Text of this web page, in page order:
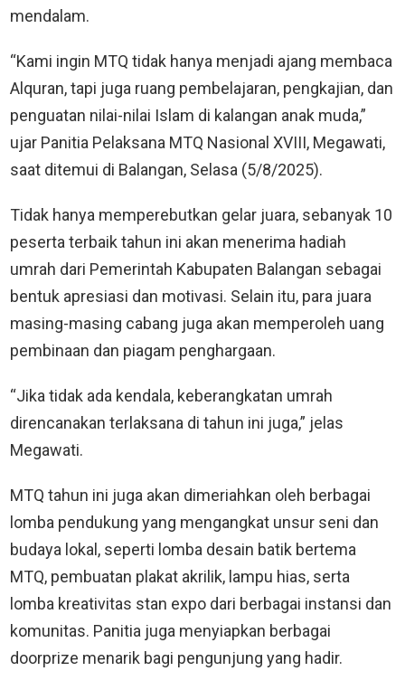
mendalam.
“Kami ingin MTQ tidak hanya menjadi ajang membaca
Alquran, tapi juga ruang pembelajaran, pengkajian, dan
penguatan nilai-nilai Islam di kalangan anak muda,”
ujar Panitia Pelaksana MTQ Nasional XVIII, Megawati,
saat ditemui di Balangan, Selasa (5/8/2025).
Tidak hanya memperebutkan gelar juara, sebanyak 10
peserta terbaik tahun ini akan menerima hadiah
umrah dari Pemerintah Kabupaten Balangan sebagai
bentuk apresiasi dan motivasi. Selain itu, para juara
masing-masing cabang juga akan memperoleh uang
pembinaan dan piagam penghargaan.
“Jika tidak ada kendala, keberangkatan umrah
direncanakan terlaksana di tahun ini juga,” jelas
Megawati.
MTQ tahun ini juga akan dimeriahkan oleh berbagai
lomba pendukung yang mengangkat unsur seni dan
budaya lokal, seperti lomba desain batik bertema
MTQ, pembuatan plakat akrilik, lampu hias, serta
lomba kreativitas stan expo dari berbagai instansi dan
komunitas. Panitia juga menyiapkan berbagai
doorprize menarik bagi pengunjung yang hadir.